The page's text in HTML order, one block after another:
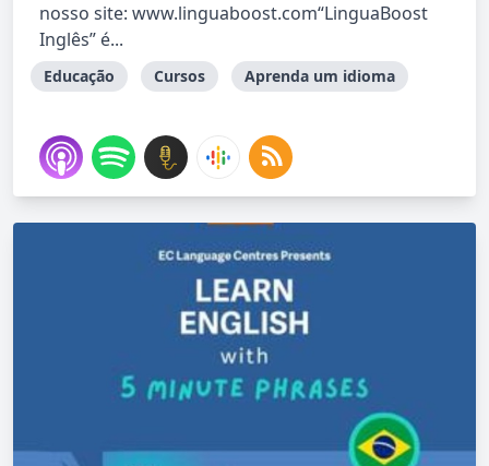
nosso site: www.linguaboost.com“LinguaBoost
Inglês” é...
Educação Cursos Aprenda um idioma